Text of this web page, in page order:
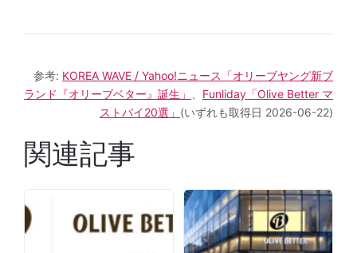
参考: KOREA WAVE / Yahoo!ニュース「オリーブヤング新ブ
ランド『オリーブベター』誕生」
Funliday「Olive Better マ
ストバイ20選」 (いずれも取得日 2026-06-22)
関連記事